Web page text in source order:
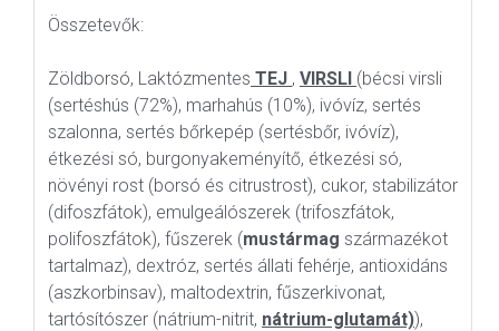
Összetevők:
Zöldborsó, Laktózmentes TEJ , VIRSLI (bécsi virsli
(sertéshús (72%), marhahús (10%), ivóvíz, sertés
szalonna, sertés bőrkepép (sertésbőr, ivóvíz),
étkezési só, burgonyakeményítő, étkezési só,
növényi rost (borsó és citrustrost), cukor, stabilizátor
(difoszfátok), emulgeálószerek (trifoszfátok,
polifoszfátok), fűszerek (mustármag származékot
tartalmaz), dextróz, sertés állati fehérje, antioxidáns
(aszkorbinsav), maltodextrin, fűszerkivonat,
tartósítószer (nátrium-nitrit, nátrium-glutamát)),